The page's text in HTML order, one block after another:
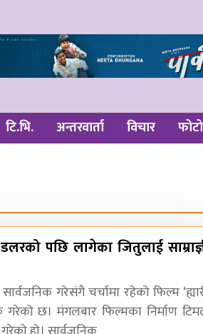
टि.भि. अन्तरवार्ता विचार
डलरको पछि लागेका जितुलाई
गरेसंगै चर्चामा रहेको फिल्म
गरेको छ। मंगलबार फिल्मका निर्माण